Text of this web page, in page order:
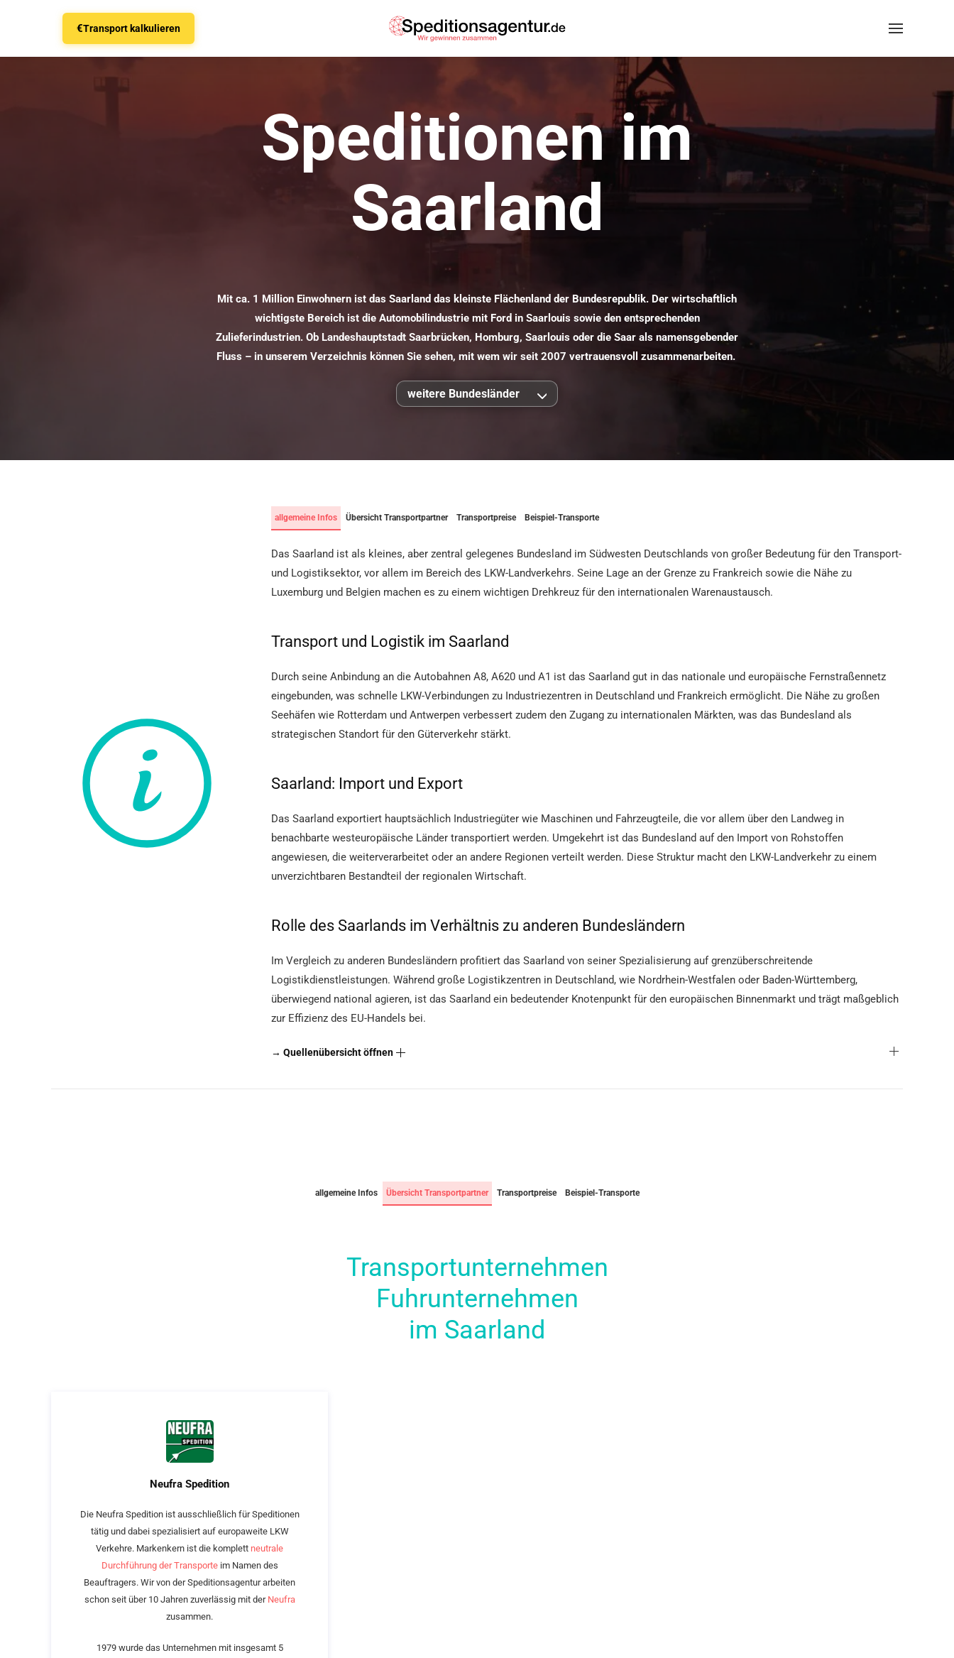
€Transport kalkulieren
Speditionen im
Saarland
Mit ca. 1 Million Einwohnern ist das Saarland das kleinste Flächenland der Bundesrepublik. Der wirtschaftlich
wichtigste Bereich ist die Automobilindustrie mit Ford in Saarlouis sowie den entsprechenden
Zulieferindustrien. Ob Landeshauptstadt Saarbrücken, Homburg, Saarlouis oder die Saar als namensgebender
Fluss – in unserem Verzeichnis können Sie sehen, mit wem wir seit 2007 vertrauensvoll zusammenarbeiten.
weitere Bundesländer
allgemeine Infos Übersicht Transportpartner Transportpreise Beispiel-Transporte
Das Saarland ist als kleines, aber zentral gelegenes Bundesland im Südwesten Deutschlands von großer Bedeutung für den Transport-
und Logistiksektor, vor allem im Bereich des LKW-Landverkehrs. Seine Lage an der Grenze zu Frankreich sowie die Nähe zu
Luxemburg und Belgien machen es zu einem wichtigen Drehkreuz für den internationalen Warenaustausch.
Transport und Logistik im Saarland
Durch seine Anbindung an die Autobahnen A8, A620 und A1 ist das Saarland gut in das nationale und europäische Fernstraßennetz
eingebunden, was schnelle LKW-Verbindungen zu Industriezentren in Deutschland und Frankreich ermöglicht. Die Nähe zu großen
Seehäfen wie Rotterdam und Antwerpen verbessert zudem den Zugang zu internationalen Märkten, was das Bundesland als
strategischen Standort für den Güterverkehr stärkt.
Saarland: Import und Export
Das Saarland exportiert hauptsächlich Industriegüter wie Maschinen und Fahrzeugteile, die vor allem über den Landweg in
benachbarte westeuropäische Länder transportiert werden. Umgekehrt ist das Bundesland auf den Import von Rohstoffen
angewiesen, die weiterverarbeitet oder an andere Regionen verteilt werden. Diese Struktur macht den LKW-Landverkehr zu einem
unverzichtbaren Bestandteil der regionalen Wirtschaft.
Rolle des Saarlands im Verhältnis zu anderen Bundesländern
Im Vergleich zu anderen Bundesländern profitiert das Saarland von seiner Spezialisierung auf grenzüberschreitende
Logistikdienstleistungen. Während große Logistikzentren in Deutschland, wie Nordrhein-Westfalen oder Baden-Württemberg,
überwiegend national agieren, ist das Saarland ein bedeutender Knotenpunkt für den europäischen Binnenmarkt und trägt maßgeblich
zur Effizienz des EU-Handels bei.
→ Quellenübersicht öffnen
allgemeine Infos Übersicht Transportpartner Transportpreise Beispiel-Transporte
Transportunternehmen
Fuhrunternehmen
im Saarland
Neufra Spedition
Die Neufra Spedition ist ausschließlich für Speditionen
tätig und dabei spezialisiert auf europaweite LKW
Verkehre. Markenkern ist die komplett neutrale
Durchführung der Transporteim Namen des
Beauftragers. Wir von der Speditionsagentur arbeiten
schon seit über 10 Jahren zuverlässig mit der Neufra
zusammen.
1979 wurde das Unternehmen mit insgesamt 5